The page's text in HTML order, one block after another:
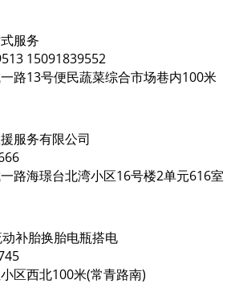
服务
15091839552
路13号便民蔬菜综合市场巷内100米
服务有限公司
路海璟台北湾小区16号楼2单元616室
补胎换胎电瓶搭电
区西北100米(常青路南)